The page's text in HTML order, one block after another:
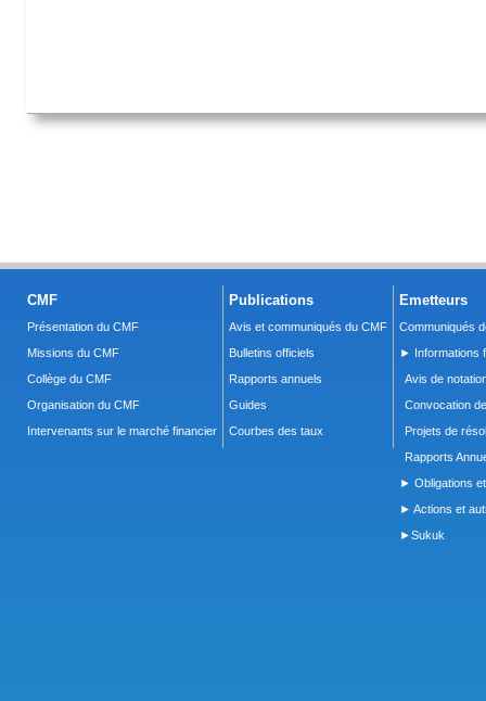
CMF
Présentation du CMF
Missions du CMF
Collège du CMF
Organisation du CMF
Intervenants sur le marché financier
Publications
Avis et communiqués du CMF
Bulletins officiels
Rapports annuels
Guides
Courbes des taux
Emetteurs
Communiqués
► Informations
Avis de
Convocation
Projets de
Rapports
► Obligations
► Actions et
►Sukuk